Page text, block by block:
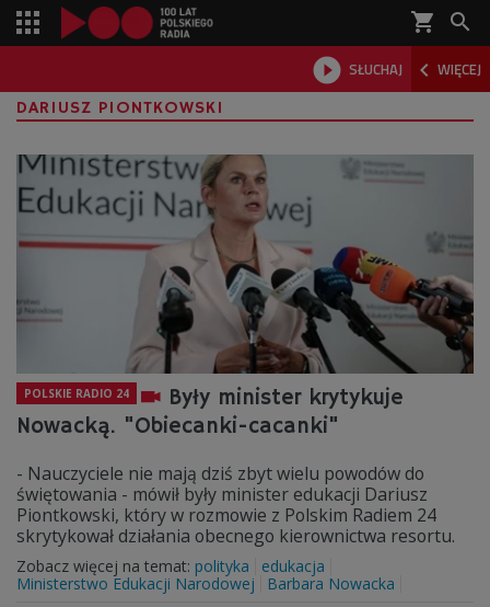
shopping_cart 
 SŁUCHAJ  WIĘCEJ

DARIUSZ PIONTKOWSKI
POLSKIE RADIO 24
Były minister krytykuje
Nowacką. "Obiecanki-cacanki"
- Nauczyciele nie mają dziś zbyt wielu powodów do
świętowania - mówił były minister edukacji Dariusz
Piontkowski, który w rozmowie z Polskim Radiem 24
skrytykował działania obecnego kierownictwa resortu.
Zobacz więcej na temat: polityka
edukacja
Ministerstwo Edukacji Narodowej
Barbara Nowacka